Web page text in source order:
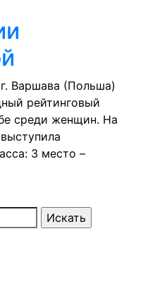
Марии
Варшава (Польша)
рейтинговый
среди женщин. На
3 место –